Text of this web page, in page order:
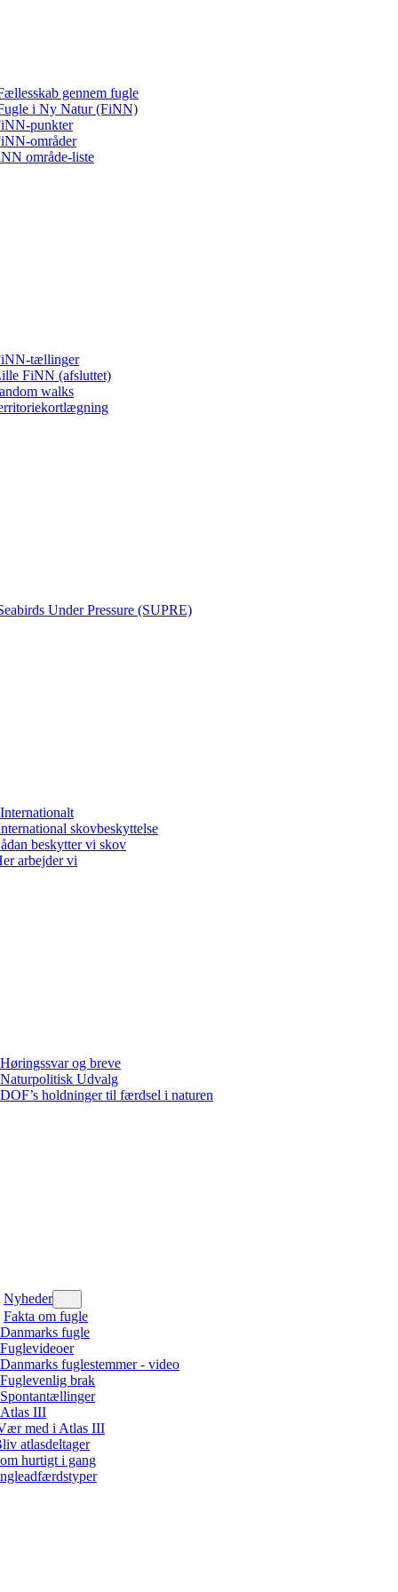
gennem fugle
i Ny Natur (FiNN)
punkter
områder
område-liste
tællinger
FiNN (afsluttet)
walks
Under Pressure (SUPRE)
Internationalt
skovbeskyttelse
beskytter vi skov
arbejder vi
Høringssvar og breve
Naturpolitisk Udvalg
DOF’s holdninger til færdsel i naturen
Nyheder
Fakta om fugle
Danmarks fugle
Fuglevideoer
Danmarks fuglestemmer - video
Fuglevenlig brak
Spontantællinger
Atlas III
med i Atlas III
atlasdeltager
hurtigt i gang